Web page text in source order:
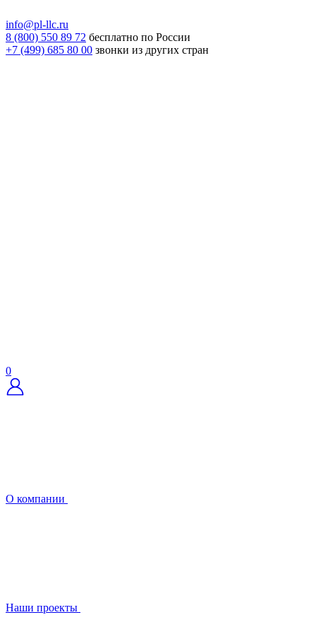
info@pl-llc.ru
8 (800) 550 89 72 бесплатно по России
+7 (499) 685 80 00 звонки из других стран
0
О компании
Наши проекты